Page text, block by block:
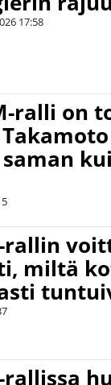
17:58
ralli on
rallin
miltä
rallissa